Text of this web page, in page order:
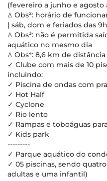
(fevereiro a junho e agosto
ꕔ Obs²: horário de
| sáb, dom e feriados das
ꕔ Obs³: não é permitida
aquático no mesmo dia
ꕔ Obs⁴: 8,6 km de
✓ Clube com mais de 10
incluindo:
✓ Piscina de ondas com
✓ Hot Half
✓ Cyclone
✓ Rio lento
✓ Rampas e toboáguas
✓ Kids park
---------
✓ Parque aquático do
✓ 05 piscinas, sendo
adultas e uma infantil)